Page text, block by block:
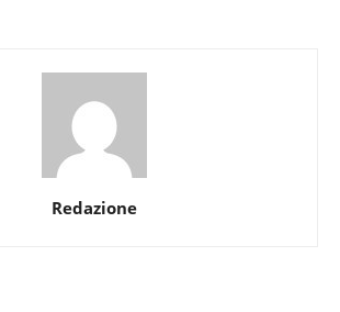
Redazione